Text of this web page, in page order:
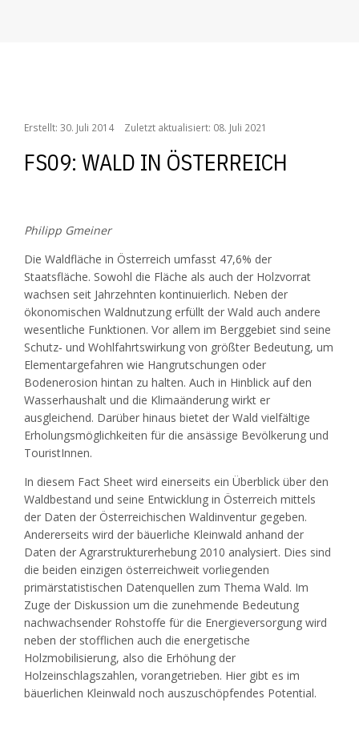
Erstellt: 30. Juli 2014 Zuletzt aktualisiert: 08. Juli 2021
FS09: WALD IN ÖSTERREICH
Philipp Gmeiner
Die Waldfläche in Österreich umfasst 47,6% der
Staatsfläche. Sowohl die Fläche als auch der Holzvorrat
wachsen seit Jahrzehnten kontinuierlich. Neben der
ökonomischen Waldnutzung erfüllt der Wald auch andere
wesentliche Funktionen. Vor allem im Berggebiet sind seine
Schutz‐ und Wohlfahrtswirkung von größter Bedeutung, um
Elementargefahren wie Hangrutschungen oder
Bodenerosion hintan zu halten. Auch in Hinblick auf den
Wasserhaushalt und die Klimaänderung wirkt er
ausgleichend. Darüber hinaus bietet der Wald vielfältige
Erholungsmöglichkeiten für die ansässige Bevölkerung und
TouristInnen.
In diesem Fact Sheet wird einerseits ein Überblick über den
Waldbestand und seine Entwicklung in Österreich mittels
der Daten der Österreichischen Waldinventur gegeben.
Andererseits wird der bäuerliche Kleinwald anhand der
Daten der Agrarstrukturerhebung 2010 analysiert. Dies sind
die beiden einzigen österreichweit vorliegenden
primärstatistischen Datenquellen zum Thema Wald. Im
Zuge der Diskussion um die zunehmende Bedeutung
nachwachsender Rohstoffe für die Energieversorgung wird
neben der stofflichen auch die energetische
Holzmobilisierung, also die Erhöhung der
Holzeinschlagszahlen, vor­an­getrieben. Hier gibt es im
bäuer­lich­en Kleinwald noch auszu­schöpfen­des Potential.